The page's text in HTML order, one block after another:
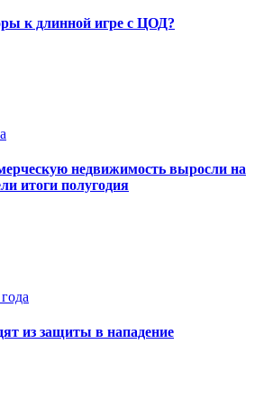
к длинной игре с ЦОД?
недвижимость выросли на
итоги полугодия
из защиты в нападение